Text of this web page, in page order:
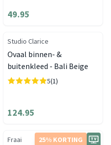
49.95
Studio Clarice
Ovaal binnen- &
buitenkleed - Bali Beige
5(1)
124.95
25% KORTING
Fraai